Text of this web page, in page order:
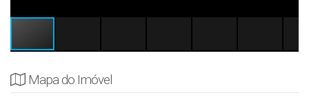
Mapa do Imóvel